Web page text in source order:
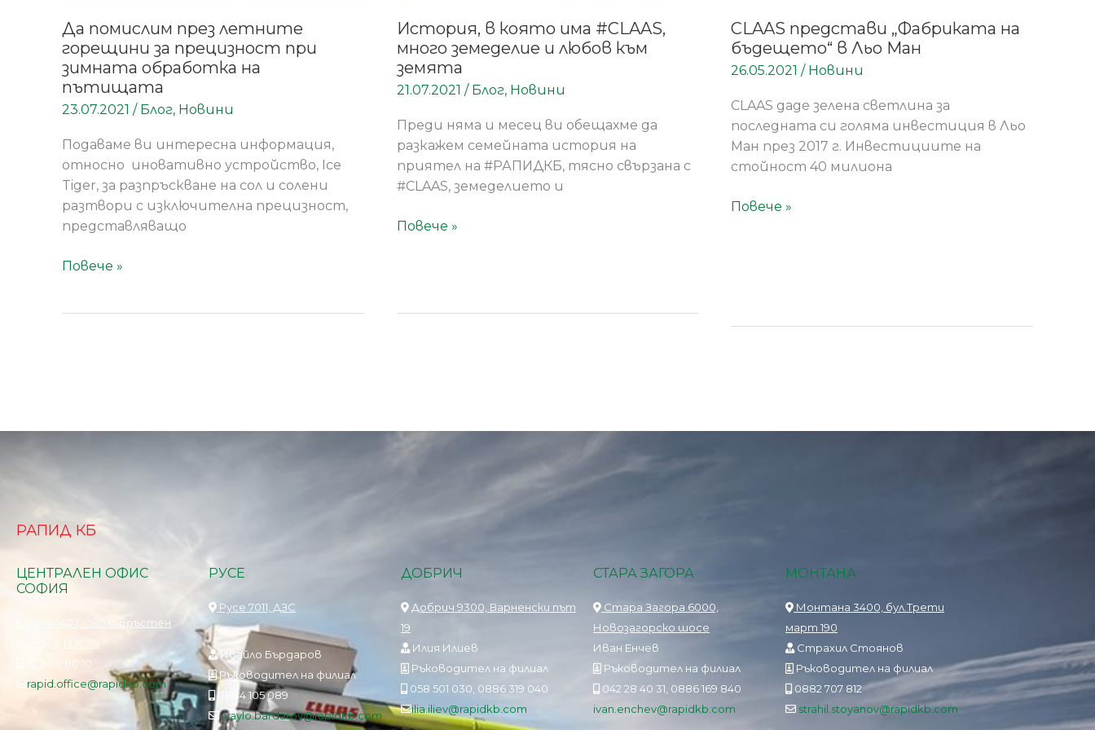
Да помислим през летните
горещини за прецизност при
зимната обработка на
пътищата
23.07.2021 / Блог, Новини
Подаваме ви интересна информация,
относно иновативно устройство, Ice
Tiger, за разпръскване на сол и солени
разтвори с изключителна прецизност,
представляващо
Повече »
История, в която има #CLAAS,
много земеделие и любов към
земята
21.07.2021 / Блог, Новини
Преди няма и месец ви обещахме да
разкажем семейната история на
приятел на #РАПИДКБ, тясно свързана с
#CLAAS, земеделието и
Повече »
CLAAS представи „Фабриката на
бъдещето“ в Льо Ман
26.05.2021/ Новини
CLAAS даде зелена светлина за
последната си голяма инвестиция в Льо
Ман през 2017 г. Инвестициите на
стойност 40 милиона
Повече »
РАПИД КБ
ЦЕНТРАЛЕН ОФИС
СОФИЯ
София 1407, Околовръстен
път 143, П.К. 99
02 400 80 10
rapid.office@rapidkb.com
РУСЕ
Русе 7011, ДЗС
Ивайло Бърдаров
Ръководител на филиал
0884 105 089
ivaylo.bardarov@rapidkb.com
ДОБРИЧ
Добрич 9300, Варненски път
19
Илия Илиев
Ръководител на филиал
058 501 030, 0886 319 040
ilia.iliev@rapidkb.com
СТАРА ЗАГОРА
Стара Загора 6000,
Новозагорско шосе
Иван Енчев
Ръководител на филиал
042 28 40 31, 0886 169 840
ivan.enchev@rapidkb.com
МОНТАНА
Монтана 3400, бул.Трети
март 190
Страхил Стоянов
Ръководител на филиал
0882 707 812
strahil.stoyanov@rapidkb.com